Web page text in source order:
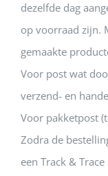
dezelfde dag
op voorraad zijn.
gemaakte
Voor post wat
verzend- en
Voor pakketpost
Zodra de
een Track &